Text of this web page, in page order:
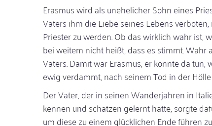
Erasmus wird als unehelicher Sohn eines
Vaters ihm die Liebe seines Lebens
Priester zu werden. Ob das wirklich wahr ist,
bei weitem nicht heißt, dass es stimmt.
Vaters. Damit war Erasmus, er konnte da
ewig verdammt, nach seinem Tod in der
Der Vater, der in seinen Wanderjahren in
kennen und schätzen gelernt hatte, sorgte
um diese zu einem glücklichen Ende führen